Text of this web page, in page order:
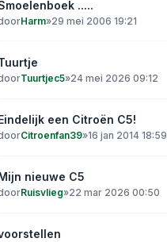
.....
Harm»29 mei 2006 19:21
Tuurtjec5»24 mei 2026 09:12
een Citroën C5!
Citroenfan39»16 jan 2014 18:59
nieuwe C5
Ruisvlieg»22 mar 2026 00:50